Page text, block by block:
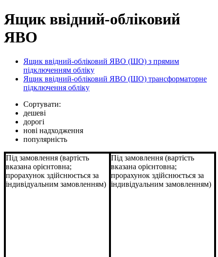
Ящик ввідний-обліковий
ЯВО
Ящик ввідний-обліковий ЯВО (ШО) з прямим
підключенням обліку
Ящик ввідний-обліковий ЯВО (ШО) трансформаторне
підключення обліку
Сортувати:
дешеві
дорогі
нові надходження
популярність
Під замовлення (вартість
вказана орієнтовна;
прорахунок здійснюється за
індивідуальним замовленням)
Під замовлення (вартість
вказана орієнтовна;
прорахунок здійснюється за
індивідуальним замовленням)